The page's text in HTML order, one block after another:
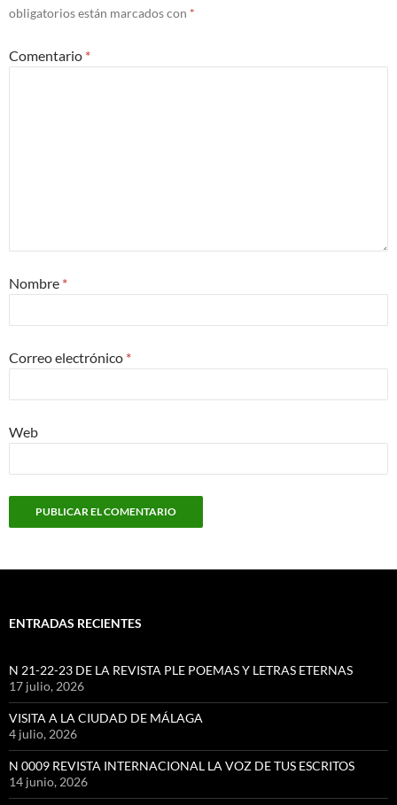
obligatorios están marcados con *
Comentario *
Nombre *
Correo electrónico *
Web
ENTRADAS RECIENTES
N 21-22-23 DE LA REVISTA PLE POEMAS Y LETRAS ETERNAS
17 julio, 2026
VISITA A LA CIUDAD DE MÁLAGA
4 julio, 2026
N 0009 REVISTA INTERNACIONAL LA VOZ DE TUS ESCRITOS
14 junio, 2026